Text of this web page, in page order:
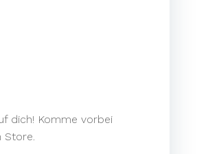
dich! Komme vorbei
Store.